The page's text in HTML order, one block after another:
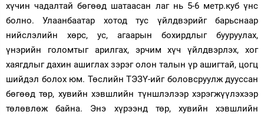
хүчин чадалтай бөгөөд шатаасан лаг нь 5-6 метр.куб үнс
болно. Улаанбаатар хотод тус үйлдвэрийг барьснаар
нийслэлийн хөрс, ус, агаарын бохирдлыг бууруулах,
үнэрийн голомтыг арилгах, эрчим хүч үйлдвэрлэх, хог
хаягдлыг дахин ашиглах зэрэг олон талын үр ашигтай, цогц
шийдэл болох юм. Төслийн ТЭЗҮ-ийг боловсруулж дууссан
бөгөөд төр, хувийн хэвшлийн түншлэлээр хэрэгжүүлэхээр
төлөвлөж байна. Энэ хүрээнд төр, хувийн хэвшлийн